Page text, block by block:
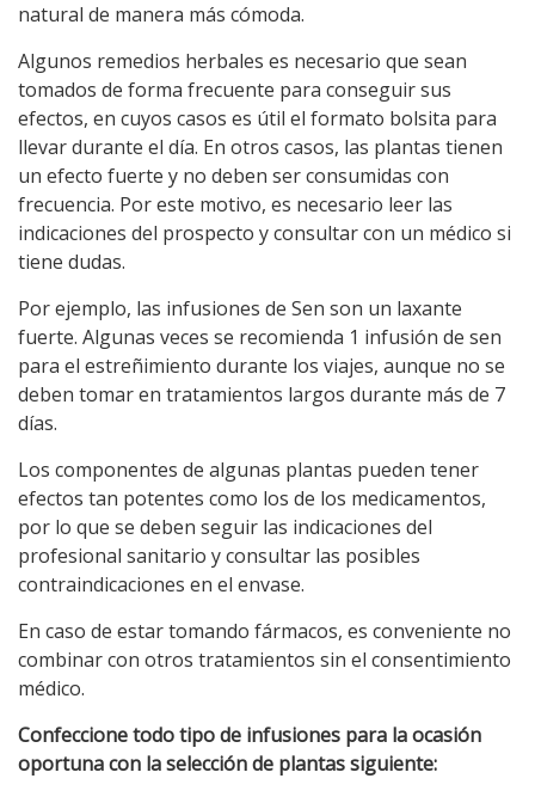
natural de manera más cómoda.
Algunos remedios herbales es necesario que sean
tomados de forma frecuente para conseguir sus
efectos, en cuyos casos es útil el formato bolsita para
llevar durante el día. En otros casos, las plantas tienen
un efecto fuerte y no deben ser consumidas con
frecuencia. Por este motivo, es necesario leer las
indicaciones del prospecto y consultar con un médico si
tiene dudas.
Por ejemplo, las infusiones de Sen son un laxante
fuerte. Algunas veces se recomienda 1 infusión de sen
para el estreñimiento durante los viajes, aunque no se
deben tomar en tratamientos largos durante más de 7
días.
Los componentes de algunas plantas pueden tener
efectos tan potentes como los de los medicamentos,
por lo que se deben seguir las indicaciones del
profesional sanitario y consultar las posibles
contraindicaciones en el envase.
En caso de estar tomando fármacos, es conveniente no
combinar con otros tratamientos sin el consentimiento
médico.
Confeccione todo tipo de infusiones para la ocasión
oportuna con la selección de plantas siguiente: